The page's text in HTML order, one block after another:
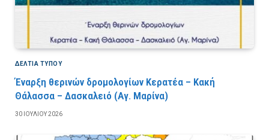
ΔΕΛΤΙΑ ΤΥΠΟΥ
Έναρξη θερινών δρομολογίων Κερατέα – Κακή
Θάλασσα – Δασκαλειό (Αγ. Μαρίνα)
30 ΙΟΥΛΊΟΥ 2026